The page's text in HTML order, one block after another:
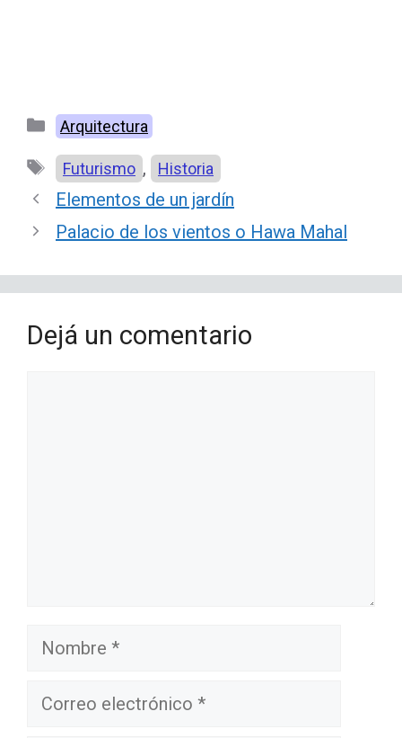
Categorías
Arquitectura
Etiquetas
Futurismo , Historia
Elementos de un jardín
Palacio de los vientos o Hawa Mahal
Dejá un comentario
Nombre
Correo